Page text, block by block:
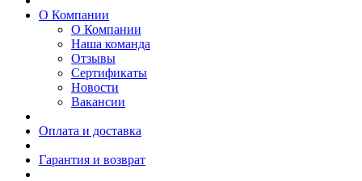
О Компании
О Компании
Наша команда
Отзывы
Сертификаты
Новости
Вакансии
Оплата и доставка
Гарантия и возврат